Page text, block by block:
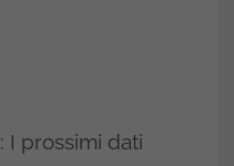
: I prossimi dati